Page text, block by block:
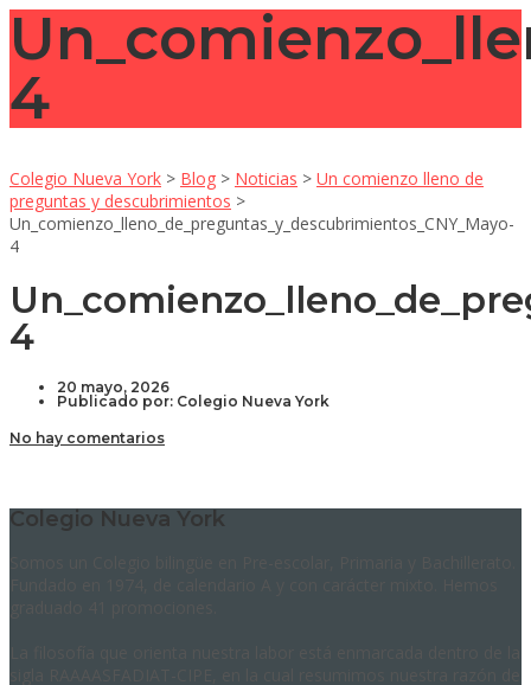
4
Colegio Nueva York > Blog > Noticias > Un comienzo lleno de
preguntas y descubrimientos >
Un_comienzo_lleno_de_preguntas_y_descubrimientos_CNY_Mayo-
4
4
20 mayo, 2026
Publicado por: Colegio Nueva York
No hay comentarios
Colegio Nueva York